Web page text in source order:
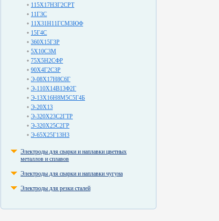
115Х17Н3Г2СРТ
11Г3С
11Х31Н11ГСМ3ЮФ
15Г4С
360Х15Г3Р
5Х10С3М
75Х5Н2СФР
90Х4Г2С3Р
Э-08Х17Н8С6Г
Э-110Х14В13Ф2Г
Э-13Х16Н8М5С5Г4Б
Э-20Х13
Э-320Х23С2ГТР
Э-320Х25С2ГР
Э-65Х25Г13Н3
Электроды для сварки и наплавки цветных
металлов и сплавов
Электроды для сварки и наплавки чугуна
Электроды для резки сталей